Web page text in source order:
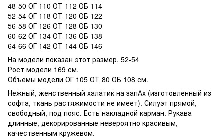
48-50 ОГ 110 ОТ 112 ОБ 114
52-54 ОГ 118 ОТ 120 ОБ 122
56-58 ОГ 126 ОТ 128 ОБ 130
60-62 ОГ 134 ОТ 136 ОБ 138
64-66 ОГ 142 ОТ 144 ОБ 146
На модели показан этот размер. 52-54
Рост модели 169 см.
Объемы модели ОГ 105 ОТ 80 ОБ 108 см.
Нежный, женственный халатик на запАх (изготовленный из
софта, ткань растяжимости не имеет). Силуэт прямой,
свободный, под пояс. Есть накладной карман. Рукава
длинные, декорированные невероятно красивым,
качественным кружевом.